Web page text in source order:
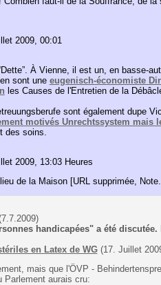
2009, 00:01
À Vienne, il est un, en basse-
sont une eugenisch-économiste
les Causes de l'Entretien de la
sont également dupe
motivés Unrechtssystem mais
des soins.
2009, 13:03 Heures
de la Maison [URL supprimée,
handicapées" a été
en Latex de WG(17. Juillet
mais que l'ÖVP -
Parlement aurais cru: